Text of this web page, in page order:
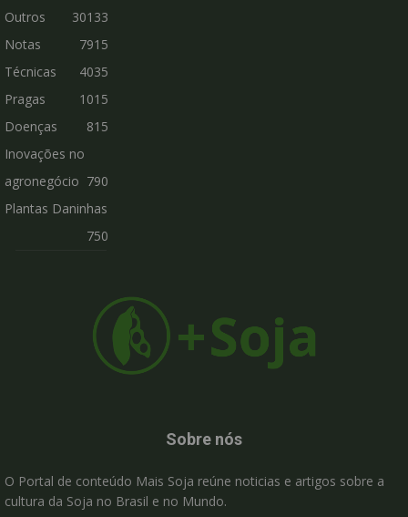
30133
Outros
7915
Notas
Técnicas
4035
Pragas
1015
Doenças
815
Inovações no
agronegócio 790
Plantas Daninhas
750
Sobre nós
O Portal de conteúdo Mais Soja reúne noticias e artigos sobre a
cultura da Soja no Brasil e no Mundo.